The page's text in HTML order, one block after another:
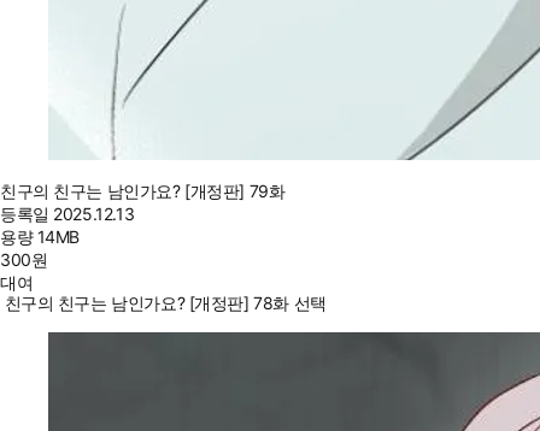
친구의 친구는 남인가요? [개정판] 79화
등록일 2025.12.13
용량14MB
300원
대여
친구의 친구는 남인가요? [개정판] 78화 선택